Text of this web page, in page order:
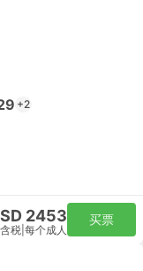
+2
2453
含税 每个成人
买票